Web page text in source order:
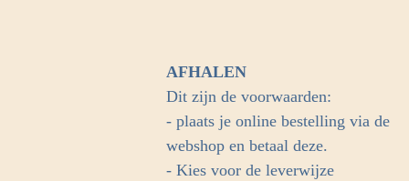
AFHALEN
Dit zijn de voorwaarden:
- plaats je online bestelling via de
webshop en betaal deze.
- Kies voor de leverwijze